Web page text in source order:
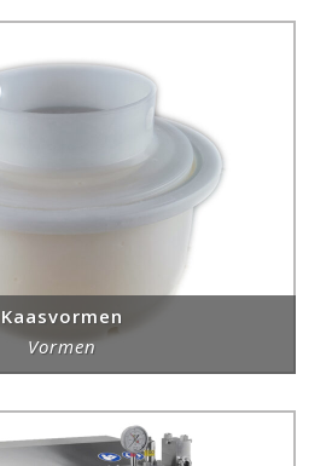
Kaasvormen
Vormen